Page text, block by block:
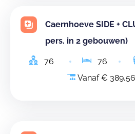
Caernhoeve SIDE +
pers. in 2 gebouwen)
76 76
Vanaf € 389,56